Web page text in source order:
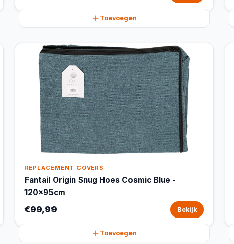
Toevoegen
REPLACEMENT COVERS
Fantail Origin Snug Hoes Cosmic Blue -
120x95cm
€99,99 Bekijk
Toevoegen